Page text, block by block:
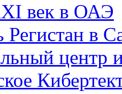
век в ОАЭ
в
центр